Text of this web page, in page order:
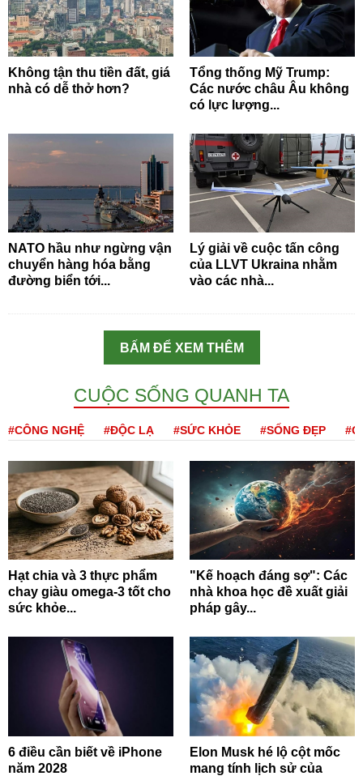
Không tận thu tiền đất, giá
nhà có dễ thở hơn?
Tổng thống Mỹ Trump:
Các nước châu Âu không
có lực lượng...
NATO hầu như ngừng vận
chuyển hàng hóa bằng
đường biển tới...
Lý giải về cuộc tấn công
của LLVT Ukraina nhằm
vào các nhà...
BẤM ĐỂ XEM THÊM
CUỘC SỐNG QUANH TA
#CÔNG NGHỆ #ĐỘC LẠ #SỨC KHỎE #SỐNG ĐẸP
Hạt chia và 3 thực phẩm
chay giàu omega-3 tốt cho
sức khỏe...
"Kế hoạch đáng sợ": Các
nhà khoa học đề xuất giải
pháp gây...
6 điều cần biết về iPhone
năm 2028
Elon Musk hé lộ cột mốc
mang tính lịch sử của